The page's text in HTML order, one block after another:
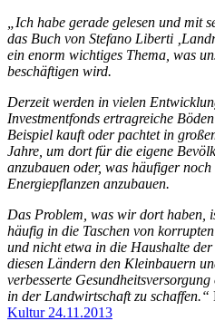
„Ich habe gerade gelesen und mit
das Buch von Stefano Liberti
ein enorm wichtiges Thema, was
beschäftigen wird.
Derzeit werden in vielen
Investmentfonds ertragreiche
Beispiel kauft oder pachtet in
Jahre, um dort für die eigene
anzubauen oder, was häufiger
Energiepflanzen anzubauen.
Das Problem, was wir dort haben,
häufig in die Taschen von
und nicht etwa in die Haushalte
diesen Ländern den Kleinbauern
verbesserte
in der Landwirtschaft zu schaffen.“
Kultur 24.11.2013